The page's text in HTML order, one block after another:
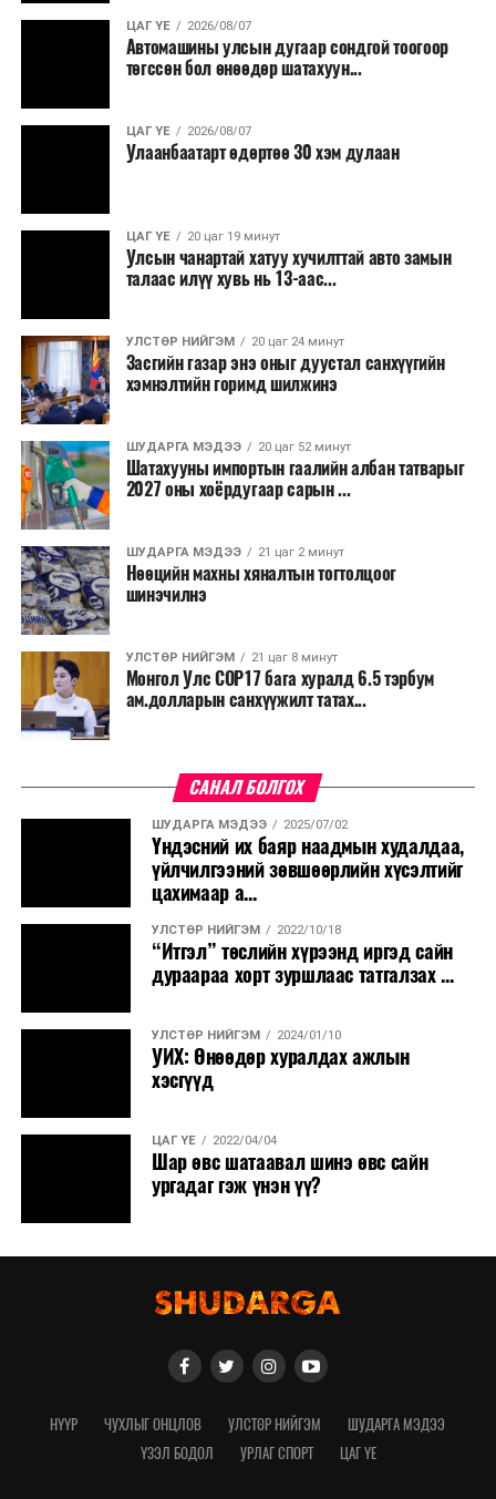
Наймдугаар сарын 8-нд баруун болон төвийн
аймгуудын нутгийн зарим газраар бороо, дуу
төвийн аймгуудын ихэнх нутаг, говь болон зүүн
аймгуудын нутгийн баруун хэсгээр, 10-нд
зүүн хагаст ахиухан хэмжээний бороо, дуу
цахилгаантай аадар бороо орно. Салхи ихэнх
хугацаанд секундэд 5-10 метр, 9-нд Алтайн
11-нд говь, талын нутгаар секундэд 14-16 метр,
нутгийн зарим газраар борооны өмнө түр зуур
ширүүснэ. 8-нд ихэнх нутгаар, 9-нд нутгийн зүүн
хагаст халж шөнөдөө Монгол-Алтай, Хангай,
Хөвсгөлийн уулархаг нутаг, Завхан, Заг, Байдраг
голын эх, Хүрэнбэлчир орчим, Тэрэлж голын
хөндийгөөр 6-11 хэм, Алтайн өвөр говь
орчмоор 23-28 хэм, Их нууруудын хотгор,
говийн бүс нутгийн өмнөд хэсэг, Дорнод,
Дарьгангын тал нутгаар 18-23 хэм, бусад
нутгаар 12-17 хэм, өдөртөө Монгол-Алтай,
Хангай, Хөвсгөл, Хэнтийн уулархаг нутаг, Эг, Үүр,
Тэрэлж, Хэрлэн, Онон, Улз, Халх голын хөндий,
Дорнод, Дарьгангын тал нутгаар 23-28 хэм, Их
нууруудын хотгор, говийн бүс нутгийн өмнөд
хэсгээр 35-40 хэм, бусад нутгаар 28-33 хэм
болон төвийн аймгуудын нутгийн хойд хэсгээр,
10, 11-нд ихэнх нутгаар сэрүүснэ.
ЦАГ ҮЕ 2026/08/07
Автомашины улсын дугаар сондгой тоогоор
төгссөн бол өнөөдөр шатахуун...
ЦАГ ҮЕ 2026/08/07
Улаанбаатарт өдөртөө 30 хэм дулаан
ЦАГ ҮЕ 20 цаг 19 минут
Улсын чанартай хатуу хучилттай авто замын
талаас илүү хувь нь 13-аас...
УЛСТӨР НИЙГЭМ 20 цаг 24 минут
Засгийн газар энэ оныг дуустал санхүүгийн
хэмнэлтийн горимд шилжинэ
ШУДАРГА МЭДЭЭ 20 цаг 52 минут
Шатахууны импортын гаалийн албан татварыг
2027 оны хоёрдугаар сарын ...
ШУДАРГА МЭДЭЭ 21 цаг 2 минут
Нөөцийн махны хяналтын тогтолцоог
шинэчилнэ
УЛСТӨР НИЙГЭМ 21 цаг 8 минут
Монгол Улс COP17 бага хуралд 6.5 тэрбум
ам.долларын санхүүжилт татах...
САНАЛ БОЛГОХ
ШУДАРГА МЭДЭЭ 2025/07/02
Үндэсний их баяр наадмын худалдаа,
үйлчилгээний зөвшөөрлийн хүсэлтийг
цахимаар а...
УЛСТӨР НИЙГЭМ 2022/10/18
“Итгэл” төслийн хүрээнд иргэд сайн
дураараа хорт зуршлаас татгалзах ...
УЛСТӨР НИЙГЭМ 2024/01/10
УИХ: Өнөөдөр хуралдах ажлын
хэсгүүд
ЦАГ ҮЕ 2022/04/04
Шар өвс шатаавал шинэ өвс сайн
ургадаг гэж үнэн үү?
НҮҮР ЧУХЛЫГ ОНЦЛОВ УЛСТӨР НИЙГЭМ
ШУДАРГА МЭДЭЭ
ҮЗЭЛ БОДОЛ
УРЛАГ СПОРТ ЦАГ ҮЕ